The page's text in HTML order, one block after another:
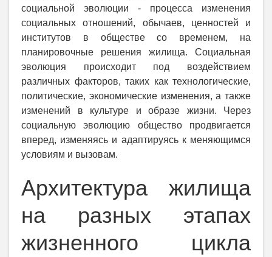
социальной эволюции - процесса изменения
социальных отношений, обычаев, ценностей и
институтов в обществе со временем, на
планировочные решения жилища. Социальная
эволюция происходит под воздействием
различных факторов, таких как технологические,
политические, экономические изменения, а также
изменений в культуре и образе жизни. Через
социальную эволюцию общество продвигается
вперед, изменяясь и адаптируясь к меняющимся
условиям и вызовам.
Архитектура жилища
на разных этапах
жизненного цикла